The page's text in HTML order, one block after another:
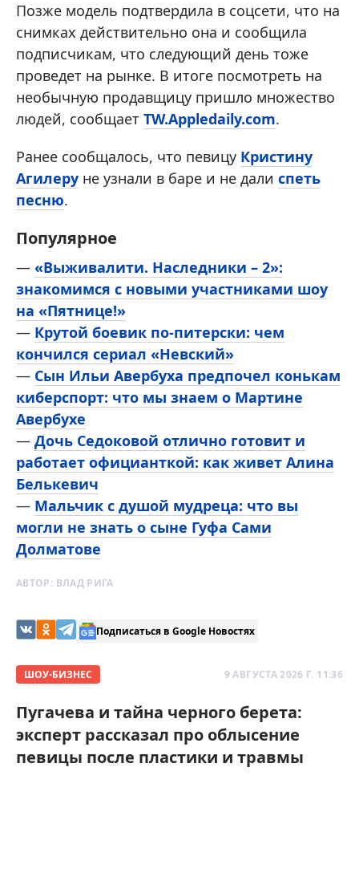
Позже модель подтвердила в соцсети, что на
снимках действительно она и сообщила
подписчикам, что следующий день тоже
проведет на рынке. В итоге посмотреть на
необычную продавщицу пришло множество
людей, сообщает TW.Appledaily.com.
Ранее сообщалось, что певицу Кристину
Агилеру не узнали в баре и не дали спеть
песню.
Популярное
— «Выживалити. Наследники – 2»:
знакомимся с новыми участниками шоу
на «Пятнице!»
— Крутой боевик по-питерски: чем
кончился сериал «Невский»
— Сын Ильи Авербуха предпочел конькам
киберспорт: что мы знаем о Мартине
Авербухе
— Дочь Седоковой отлично готовит и
работает официанткой: как живет Алина
Белькевич
— Мальчик с душой мудреца: что вы
могли не знать о сыне Гуфа Сами
Долматове
АВТОР: ВЛАД РИГА
Подписаться в Google Новостях
ШОУ-БИЗНЕС 9 АВГУСТА 2026 Г. 11:36
Пугачева и тайна черного берета:
эксперт рассказал про облысение
певицы после пластики и травмы